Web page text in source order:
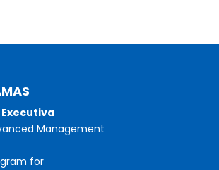
Management
for